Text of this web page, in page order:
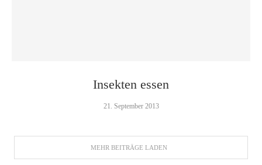
Insekten essen
21. September 2013
MEHR BEITRÄGE LADEN